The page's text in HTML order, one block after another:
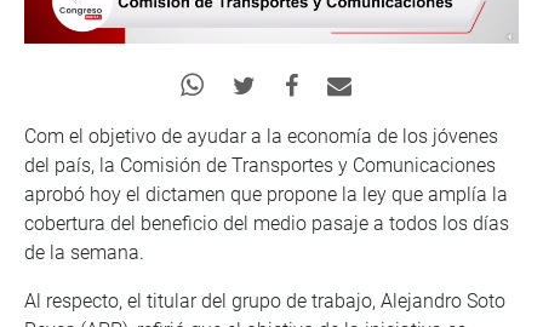
Com el objetivo de ayudar a la economía de los jóvenes
del país, la Comisión de Transportes y Comunicaciones
aprobó hoy el dictamen que propone la ley que amplía la
cobertura del beneficio del medio pasaje a todos los días
de la semana.
Al respecto, el titular del grupo de trabajo, Alejandro Soto